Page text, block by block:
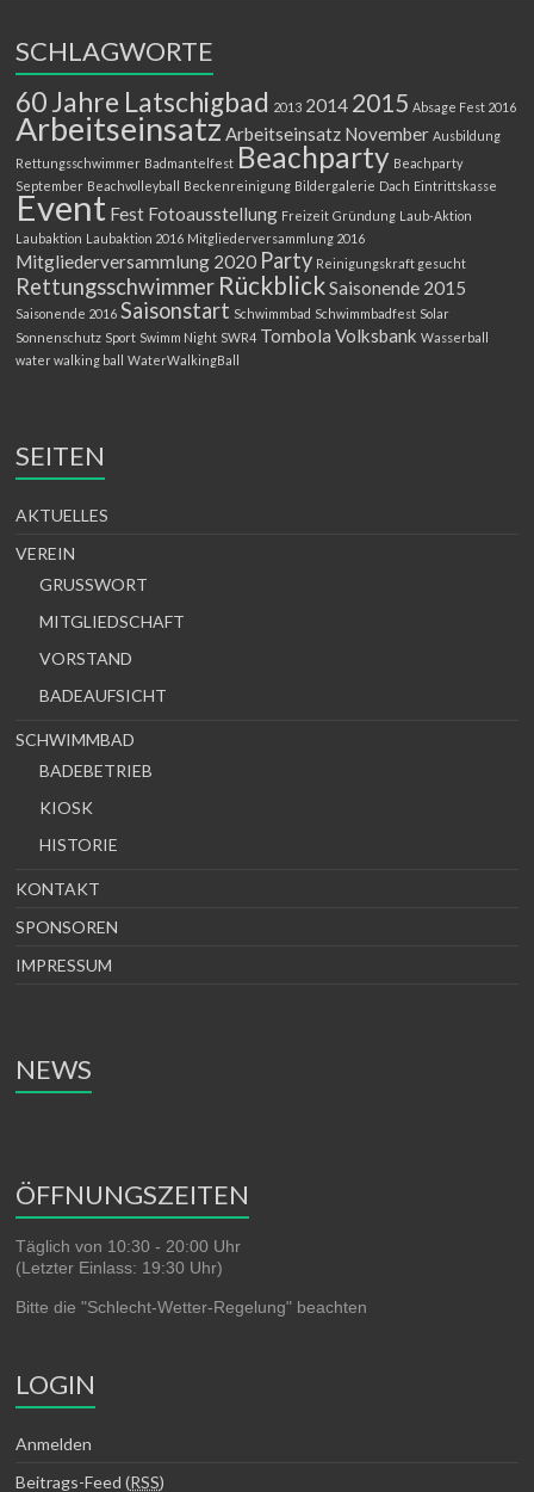
SCHLAGWORTE
60 Jahre Latschigbad 2013 2014 2015 Absage Fest 2016
ArbeitseinsatzArbeitseinsatz November Ausbildung
Rettungsschwimmer Badmantelfest Beachparty Beachparty
September Beachvolleyball Beckenreinigung Bildergalerie Dach Eintrittskasse
Event Fest Fotoausstellung Freizeit Gründung Laub-Aktion
Laubaktion Laubaktion 2016 Mitgliederversammlung 2016
Mitgliederversammlung 2020 Party Reinigungskraft gesucht
Rettungsschwimmer RückblickSaisonende 2015
Saisonende 2016 Saisonstart Schwimmbad Schwimmbadfest Solar
Sonnenschutz Sport Swimm Night SWR4 Tombola Volksbank Wasserball
water walking ball
WaterWalkingBall
SEITEN
AKTUELLES
VEREIN
GRUSSWORT
MITGLIEDSCHAFT
VORSTAND
BADEAUFSICHT
SCHWIMMBAD
BADEBETRIEB
KIOSK
HISTORIE
KONTAKT
SPONSOREN
IMPRESSUM
NEWS
ÖFFNUNGSZEITEN
Täglich von 10:30 - 20:00 Uhr
(Letzter Einlass: 19:30 Uhr)
Bitte die "Schlecht-Wetter-Regelung" beachten
LOGIN
Anmelden
Beitrags-Feed (RSS)